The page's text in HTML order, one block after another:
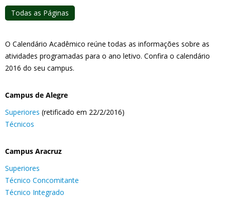
Todas as Páginas
O Calendário Acadêmico reúne todas as informações sobre as
atividades programadas para o ano letivo. Confira o calendário
2016 do seu campus.
Campus de Alegre
Superiores (retificado em 22/2/2016)
Técnicos
Campus Aracruz
Superiores
Técnico Concomitante
Técnico Integrado